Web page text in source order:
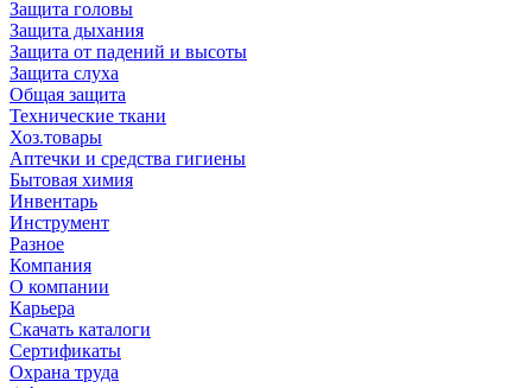
Защита головы
Защита дыхания
Защита от падений и высоты
Защита слуха
Общая защита
Технические ткани
Хоз.товары
Аптечки и средства гигиены
Бытовая химия
Инвентарь
Инструмент
Разное
Компания
О компании
Карьера
Cкачать каталоги
Сертификаты
Охрана труда